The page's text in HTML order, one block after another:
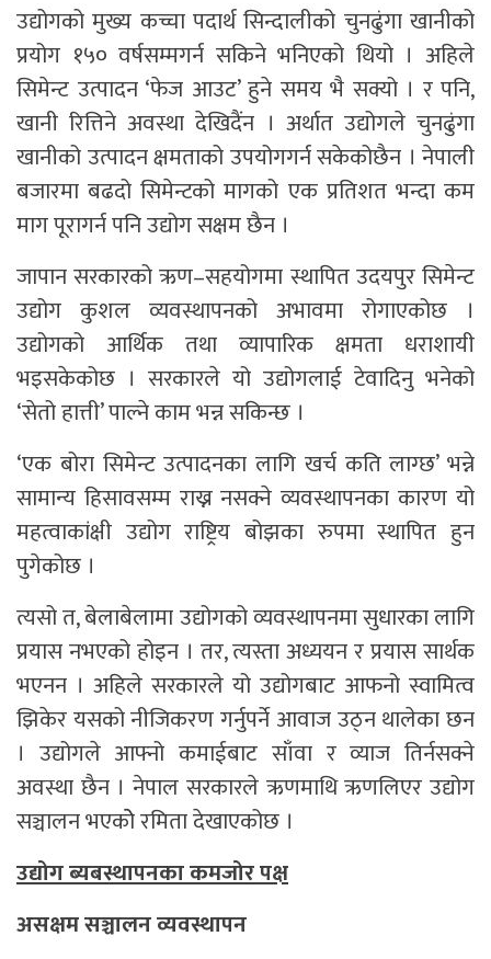
उद्योगको मुख्य कच्चा पदार्थ सिन्दालीको चुनढुंगा खानीको
प्रयोग १५० वर्षसम्मगर्न सकिने भनिएको थियो । अहिले
सिमेन्ट उत्पादन ‘फेज आउट’ हुने समय भै सक्यो । र पनि,
खानी रित्तिने अवस्था देखिदैंन । अर्थात उद्योगले चुनढुंगा
खानीको उत्पादन क्षमताको उपयोगगर्न सकेकोछैन । नेपाली
बजारमा बढदो सिमेन्टको मागको एक प्रतिशत भन्दा कम
माग पूरागर्न पनि उद्योग सक्षम छैन ।
जापान सरकारको ऋण–सहयोगमा स्थापित उदयपुर सिमेन्ट
उद्योग कुशल व्यवस्थापनको अभावमा रोगाएकोछ ।
उद्योगको आर्थिक तथा व्यापारिक क्षमता धराशायी
भइसकेकोछ । सरकारले यो उद्योगलाई टेवादिनु भनेको
‘सेतो हात्ती’ पाल्ने काम भन्न सकिन्छ ।
‘एक बोरा सिमेन्ट उत्पादनका लागि खर्च कति लाग्छ’ भन्ने
सामान्य हिसावसम्म राख्न नसक्ने व्यवस्थापनका कारण यो
महत्वाकांक्षी उद्योग राष्ट्रिय बोझका रुपमा स्थापित हुन
पुगेकोछ ।
त्यसो त, बेलाबेलामा उद्योगको व्यवस्थापनमा सुधारका लागि
प्रयास नभएको होइन । तर, त्यस्ता अध्ययन र प्रयास सार्थक
भएनन । अहिले सरकारले यो उद्योगबाट आफनो स्वामित्व
झिकेर यसको नीजिकरण गर्नुपर्ने आवाज उठ्न थालेका छन
। उद्योगले आफ्नो कमाईबाट साँवा र व्याज तिर्नसक्ने
अवस्था छैन । नेपाल सरकारले ऋणमाथि ऋणलिएर उद्योग
सञ्चालन भएकोे रमिता देखाएकोछ ।
उद्योग ब्यबस्थापनका कमजोर पक्ष
असक्षम सञ्चालन व्यवस्थापन